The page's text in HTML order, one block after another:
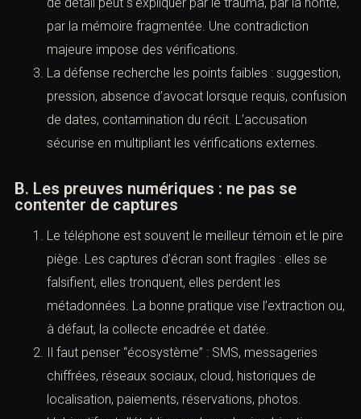
Une audition utile suit une logique : situation initiale,
déclencheur, déroulé précis, conséquences. Les
questions doivent distinguer les perceptions (peur,
sidération) des faits observables (gestes, paroles,
lieux, durées).
Les contradictions ne se traitent pas à coups de
variation de détail peut s’expliquer par le trauma,
par la honte, par la mémoire fragmentée. Une
contradiction majeure impose des vérifications.
La défense recherche les points faibles :
suggestion, pression, absence d’avocat lorsque
requis, confusion de dates, contamination du récit.
L’accusation sécurise en multipliant les
vérifications externes.
B. Les preuves numériques : ne pas se
contenter de captures